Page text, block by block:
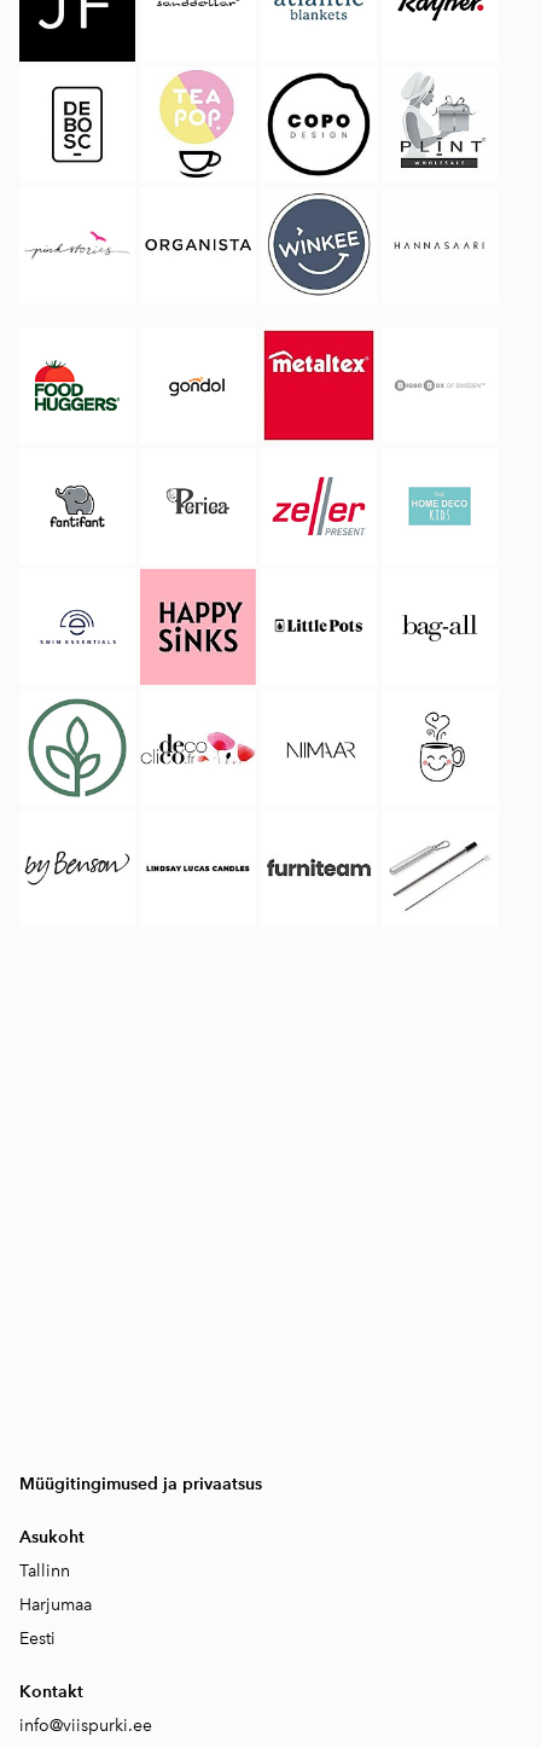
Müügitingimused ja privaatsus
Asukoht
Tallinn
Harjumaa
Eesti
Kontakt
info@viispurki.ee